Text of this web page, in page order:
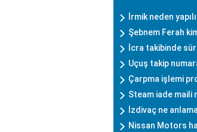
İrmik neden
Şebnem Ferah
İcra takibinde
Uçuş takip
Çarpma işlemi
Steam iade maili
İzdivaç ne
Nissan Motors